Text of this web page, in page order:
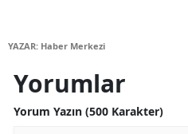
YAZAR: Haber Merkezi
Yorumlar
Yorum Yazın (500 Karakter)